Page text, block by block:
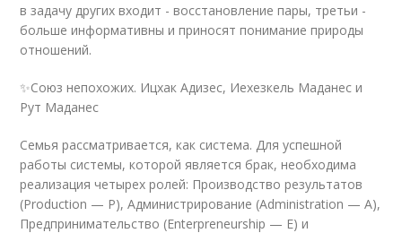
в задачу других входит - восстановление пары, третьи -
больше информативны и приносят понимание природы
отношений.
✨Союз непохожих. Ицхак Адизес, Иехезкель Маданес и
Рут Маданес
Семья рассматривается, как система. Для успешной
работы системы, которой является брак, необходима
реализация четырех ролей: Производство результатов
(Production — P), Администрирование (Administration — A),
Предпринимательство (Enterpreneurship — E) и